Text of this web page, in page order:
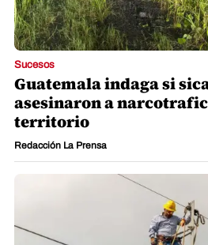
Sucesos
Guatemala indaga si
asesinaron a
territorio
Redacción La Prensa